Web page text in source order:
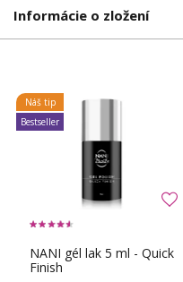
Informácie o zložení
NANI gél lak 5 ml - Quick
Finish
Náš tip
Bestseller